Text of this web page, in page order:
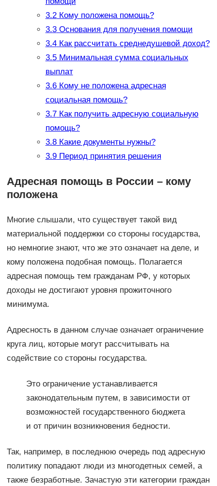
3.2Кому положена помощь?
3.3Основания для получения помощи
3.4Как рассчитать среднедушевой доход?
3.5Минимальная сумма социальных
выплат
3.6Кому не положена адресная
социальная помощь?
3.7Как получить адресную социальную
помощь?
3.8Какие документы нужны?
3.9Период принятия решения
Адресная помощь в России – кому
положена
Многие слышали, что существует такой вид
материальной поддержки со стороны государства,
но немногие знают, что же это означает на деле, и
кому положена подобная помощь. Полагается
адресная помощь тем гражданам РФ, у которых
доходы не достигают уровня прожиточного
минимума.
Адресность в данном случае означает ограничение
круга лиц, которые могут рассчитывать на
содействие со стороны государства.
Это ограничение устанавливается
законодательным путем, в зависимости от
возможностей государственного бюджета
и от причин возникновения бедности.
Так, например, в последнюю очередь под адресную
политику попадают люди из многодетных семей, а
также безработные. Зачастую эти категории граждан